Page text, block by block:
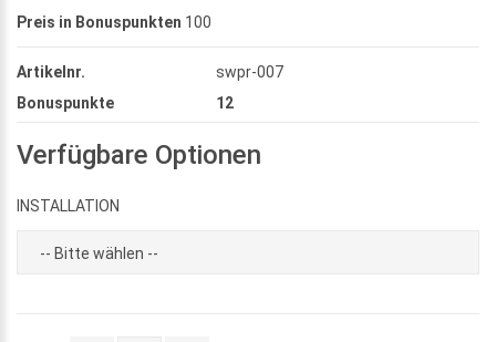
Preis in Bonuspunkten 100
Artikelnr.
swpr-007
Bonuspunkte
12
Verfügbare Optionen
INSTALLATION